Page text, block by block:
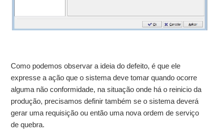
Como podemos observar a ideia do defeito, é que ele
expresse a ação que o sistema deve tomar quando ocorre
alguma não conformidade, na situação onde há o reinicio da
produção, precisamos definir também se o sistema deverá
gerar uma requisição ou então uma nova ordem de serviço
de quebra.